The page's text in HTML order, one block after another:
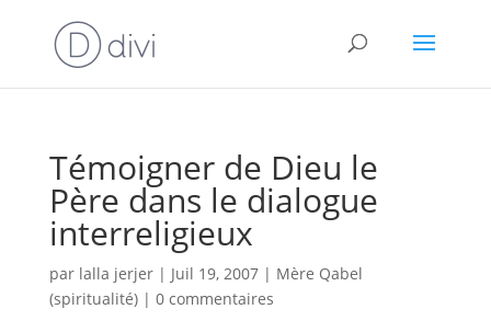
Témoigner de Dieu le
Père dans le dialogue
interreligieux
par lalla jerjer| Juil 19, 2007| Mère Qabel
(spiritualité)| 0 commentaires